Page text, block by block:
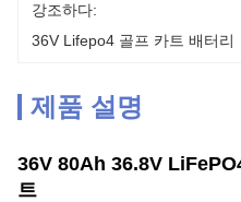
강조하다:
36V Lifepo4 골프 카트 배터리
제품 설명
36V 80Ah 36.8V
트